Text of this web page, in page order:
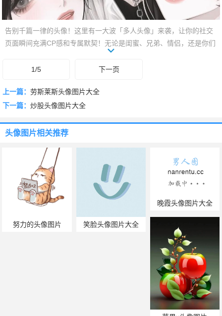
告别千篇一律的头像！这里有一大波「多人头像」来袭，让你的社交
页面瞬间充满CP感和专属默契！无论是闺蜜、兄弟、情侣，还是你们
的专属小团体，都能找到颜值与创意并存的完美选择。一起换上，不
仅秀出你们的深厚情谊，更能让这份独特关系在细节处闪耀。赶紧滑
1/5 下一页
上一篇： 劳斯莱斯头像图片大全
下一篇： 炒股头像图片大全
头像图片相关推荐
努力的头像图片 笑脸头像图片大全
晚霞头像图片大全